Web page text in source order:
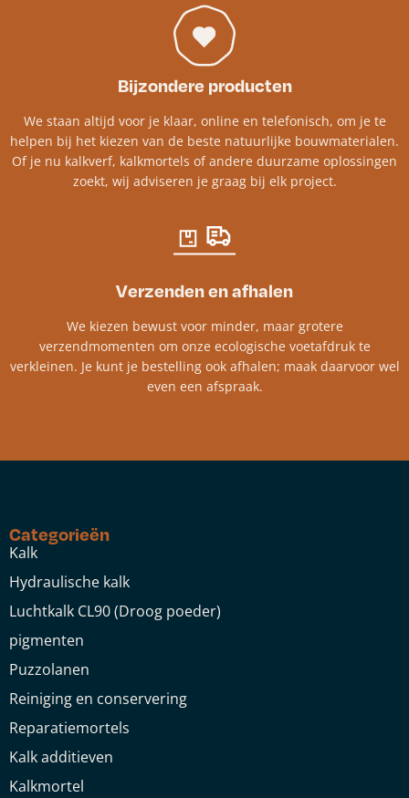
Bijzondere producten
We staan altijd voor je klaar, online en telefonisch, om je te
helpen bij het kiezen van de beste natuurlijke bouwmaterialen.
Of je nu kalkverf, kalkmortels of andere duurzame oplossingen
zoekt, wij adviseren je graag bij elk project.​
Verzenden en afhalen
We kiezen bewust voor minder, maar grotere
verzendmomenten om onze ecologische voetafdruk te
verkleinen. Je kunt je bestelling ook afhalen; maak daarvoor wel
even een afspraak.
Categorieën
Kalk
Hydraulische kalk
Luchtkalk CL90 (Droog poeder)
pigmenten
Puzzolanen
Reiniging en conservering
Reparatiemortels
Kalk additieven
Kalkmortel